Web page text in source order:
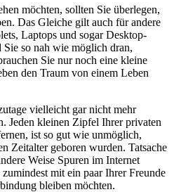
möchten, sollten Sie überlegen,
Das Gleiche gilt auch für andere
Laptops und sogar Desktop-
Sie so nah wie möglich dran,
Sie nur noch eine kleine
den Traum von einem Leben
vielleicht gar nicht mehr
Jeden kleinen Zipfel Ihrer privaten
ist so gut wie unmöglich,
Zeitalter geboren wurden. Tatsache
Weise Spuren im Internet
mit ein paar Ihrer Freunde
bleiben möchten.